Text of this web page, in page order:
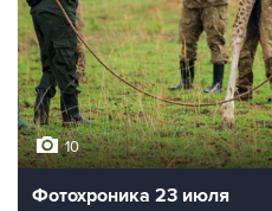
10
Фотохроника 23 июля